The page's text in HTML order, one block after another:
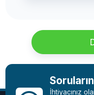
İhtiyacınız